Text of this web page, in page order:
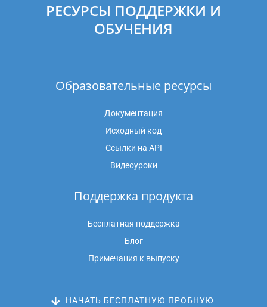
РЕСУРСЫ ПОДДЕРЖКИ И
ОБУЧЕНИЯ
Образовательные ресурсы
Документация
Исходный код
Ссылки на API
Видеоуроки
Поддержка продукта
Бесплатная поддержка
Блог
Примечания к выпуску
НАЧАТЬ БЕСПЛАТНУЮ ПРОБНУЮ